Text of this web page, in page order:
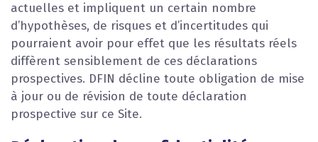
actuelles et impliquent un certain nombre
d’hypothèses, de risques et d’incertitudes qui
pourraient avoir pour effet que les résultats réels
diffèrent sensiblement de ces déclarations
prospectives. DFIN décline toute obligation de mise
à jour ou de révision de toute déclaration
prospective sur ce Site.